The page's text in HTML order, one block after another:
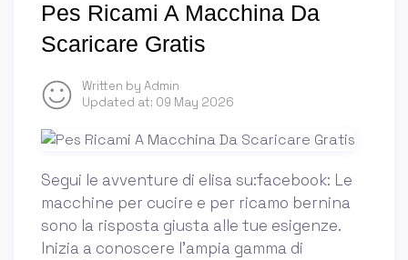
Pes Ricami A Macchina Da
Scaricare Gratis
Written by Admin
Updated at: 09 May 2026
Segui le avventure di elisa su:facebook: Le
macchine per cucire e per ricamo bernina
sono la risposta giusta alle tue esigenze.
Inizia a conoscere l’ampia gamma di